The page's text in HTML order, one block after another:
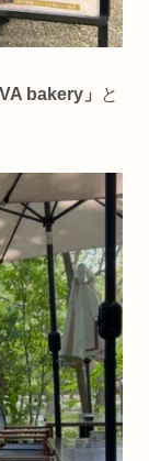
bakery」
と